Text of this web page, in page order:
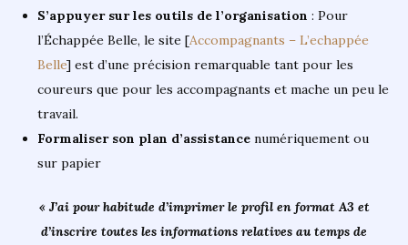
S’appuyer sur les outils de l’organisation : Pour
l’Échappée Belle, le site [Accompagnants – L’echappée
Belle] est d’une précision remarquable tant pour les
coureurs que pour les accompagnants et mache un peu le
travail.
Formaliser son plan d’assistance numériquement ou
sur papier
« J’ai pour habitude d’imprimer le profil en format A3 et
d’inscrire toutes les informations relatives au temps de